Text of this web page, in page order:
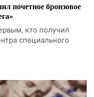
почетное бронзовое
кто получил
специального